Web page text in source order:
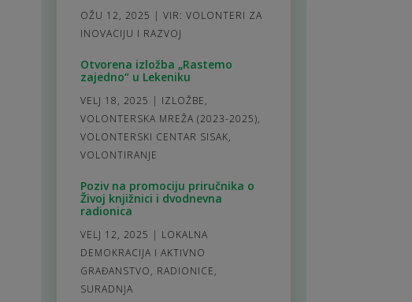
OŽU 12, 2025 | VIR: VOLONTERI ZA
INOVACIJU I RAZVOJ
Otvorena izložba „Rastemo
zajedno“ u Lekeniku
VELJ 18, 2025 | IZLOŽBE,
VOLONTERSKA MREŽA (2023-2025),
VOLONTERSKI CENTAR SISAK,
VOLONTIRANJE
Poziv na promociju priručnika o
Živoj knjižnici i dvodnevna
radionica
VELJ 12, 2025 | LOKALNA
DEMOKRACIJA I AKTIVNO
GRAĐANSTVO, RADIONICE,
SURADNJA